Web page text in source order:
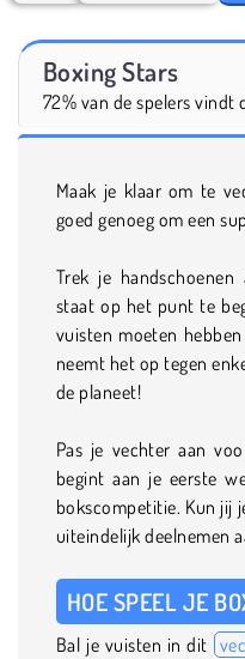
Boxing Stars
72% van de spelers vindt
Maak je klaar om te
goed genoeg om een
Trek je
staat op het punt te
vuisten moeten
neemt het op tegen
de planeet!
Pas je vechter aan
begint aan je eerste
bokscompetitie. Kun jij
uiteindelijk deelnemen
HOE SPEEL JE
Bal je vuisten in dit